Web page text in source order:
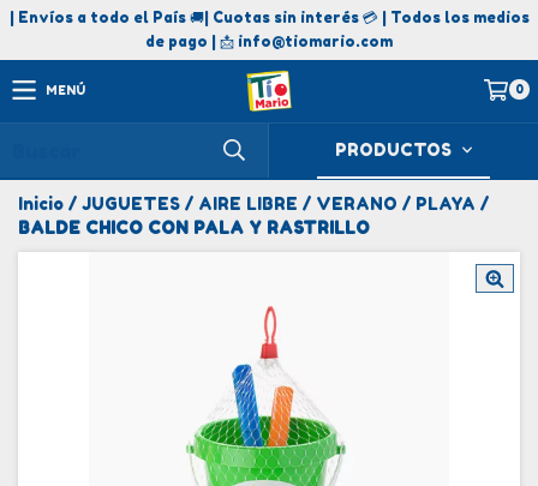
| Envíos a todo el País 🚚| Cuotas sin interés 💳 | Todos los medios
de pago | 📩 info@tiomario.com
MENÚ 0
PRODUCTOS
Inicio / JUGUETES / AIRE LIBRE / VERANO / PLAYA /
BALDE CHICO CON PALA Y RASTRILLO